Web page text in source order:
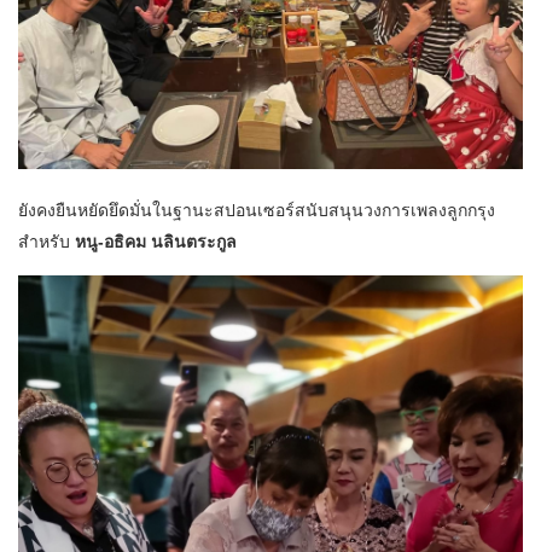
ยังคงยืนหยัดยึดมั่นในฐานะสปอนเซอร์สนับสนุนวงการเพลงลูกกรุง
สำหรับ หนู-อธิคม นลินตระกูล